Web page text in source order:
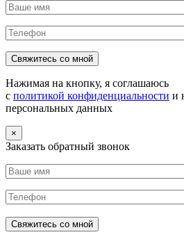
Нажимая на кнопку, я соглашаюсь
с политикой конфиденциальности и
персональных данных
×
Заказать обратный звонок